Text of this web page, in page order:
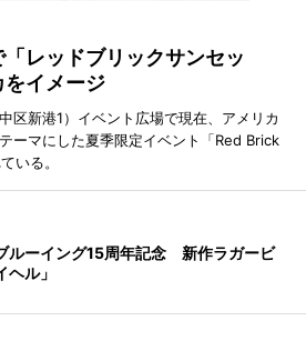
レッドブリックサンセッ
をイメージ
区新港1）イベント広場で現在、アメリカ
ーマにした夏季限定イベント「Red Brick
いる。
ルーイング15周年記念 新作ラガービ
ヘル」